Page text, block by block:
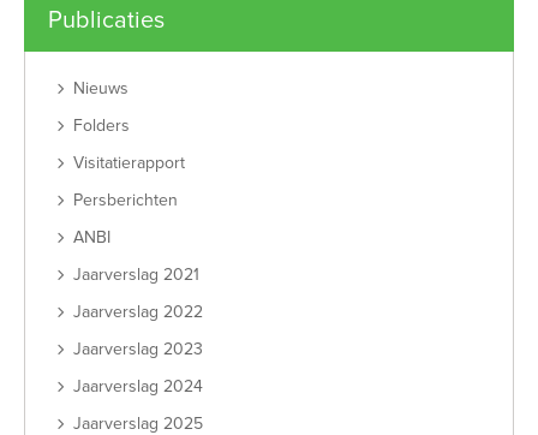
Publicaties
Nieuws
Folders
Visitatierapport
Persberichten
ANBI
Jaarverslag 2021
Jaarverslag 2022
Jaarverslag 2023
Jaarverslag 2024
Jaarverslag 2025